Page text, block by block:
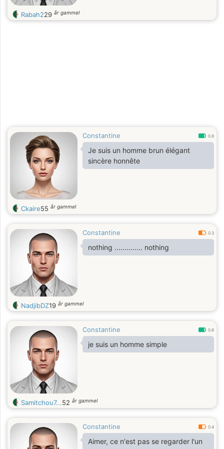
Rabah229 år gammel
Constantine 0.8
Je suis un homme brun élégant
sincère honnête
Ckaire55 år gammel
Constantine 0.3
nothing .............. nothing
NadjibDZ19 år gammel
Constantine 0.8
je suis un homme simple
Samitchou7...52 år gammel
Constantine 0.4
Aimer, ce n'est pas se regarder l'un